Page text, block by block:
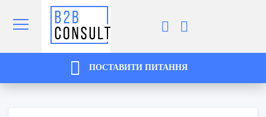
ПОСТАВИТИ ПИТАННЯ